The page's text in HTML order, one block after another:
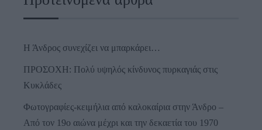
Η Άνδρος συνεχίζει να μπαρκάρει…
ΠΡΟΣΟΧΗ: Πολύ υψηλός κίνδυνος πυρκαγιάς στις
Κυκλάδες
Φωτογραφίες-κειμήλια από καλοκαίρια στην Άνδρο –
Από τον 19ο αιώνα μέχρι και την δεκαετία του 1970